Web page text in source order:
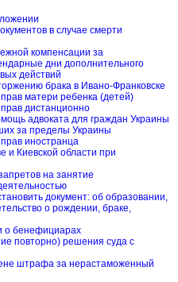
в случае смерти
компенсации за
дни дополнительного
действий
брака в Ивано-Франковске
матери ребенка (детей)
дистанционно
адвоката для граждан Украины
за пределы Украины
иностранца
и Киевской области при
на занятие
документ: об образовании,
о рождении, браке,
о бенефициарах
повторно) решения суда с
штрафа за нерастаможенный